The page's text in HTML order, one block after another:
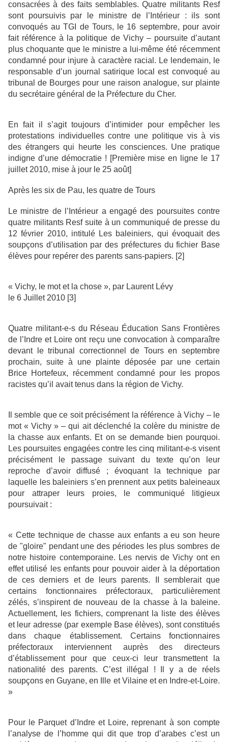
consacrées à des faits semblables. Quatre militants Resf
sont poursuivis par le ministre de l’Intérieur : ils sont
convoqués au TGI de Tours, le 16 septembre, pour avoir
fait référence à la politique de Vichy – poursuite d’autant
plus choquante que le ministre a lui-même été récemment
condamné pour injure à caractère racial. Le lendemain, le
responsable d’un journal satirique local est convoqué au
tribunal de Bourges pour une raison analogue, sur plainte
du secrétaire général de la Préfecture du Cher.
En fait il s’agit toujours d’intimider pour empêcher les
protestations individuelles contre une politique vis à vis
des étrangers qui heurte les consciences. Une pratique
indigne d’une démocratie ! [Première mise en ligne le 17
juillet 2010, mise à jour le 25 août]
Après les six de Pau, les quatre de Tours
Le ministre de l’Intérieur a engagé des poursuites contre
quatre militants Resf suite à un communiqué de presse du
12 février 2010, intitulé Les baleiniers, qui évoquait des
soupçons d’utilisation par des préfectures du fichier Base
élèves pour repérer des parents sans-papiers. [2]
« Vichy, le mot et la chose », par Laurent Lévy
le 6 Juillet 2010 [3]
Quatre militant-e-s du Réseau Éducation Sans Frontières
de l’Indre et Loire ont reçu une convocation à comparaître
devant le tribunal correctionnel de Tours en septembre
prochain, suite à une plainte déposée par une certain
Brice Hortefeux, récemment condamné pour les propos
racistes qu’il avait tenus dans la région de Vichy.
Il semble que ce soit précisément la référence à Vichy – le
mot « Vichy » – qui ait déclenché la colère du ministre de
la chasse aux enfants. Et on se demande bien pourquoi.
Les poursuites engagées contre les cinq militant-e-s visent
précisément le passage suivant du texte qu’on leur
reproche d’avoir diffusé ; évoquant la technique par
laquelle les baleiniers s’en prennent aux petits baleineaux
pour attraper leurs proies, le communiqué litigieux
poursuivait :
« Cette technique de chasse aux enfants a eu son heure
de "gloire" pendant une des périodes les plus sombres de
notre histoire contemporaine. Les nervis de Vichy ont en
effet utilisé les enfants pour pouvoir aider à la déportation
de ces derniers et de leurs parents. II semblerait que
certains fonctionnaires préfectoraux, particulièrement
zélés, s’inspirent de nouveau de la chasse à la baleine.
Actuellement, les fichiers, comprenant la liste des élèves
et leur adresse (par exemple Base élèves), sont constitués
dans chaque établissement. Certains fonctionnaires
préfectoraux interviennent auprès des directeurs
d’établissement pour que ceux-ci leur transmettent la
nationalité des parents. C’est illégal ! Il y a de réels
soupçons en Guyane, en Ille et Vilaine et en Indre-et-Loire.
»
Pour le Parquet d’Indre et Loire, reprenant à son compte
l’analyse de l’homme qui dit que trop d’arabes c’est un